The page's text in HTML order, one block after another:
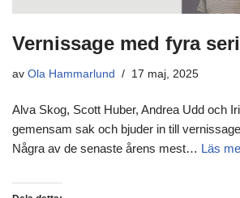
Vernissage med fyra
av Ola Hammarlund 17 maj, 2025
Alva Skog, Scott Huber, Andrea Udd och
gemensam sak och bjuder in till
Några av de senaste årens mest… Läs